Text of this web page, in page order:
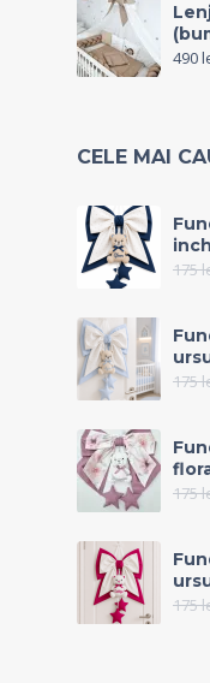
490
CELE MAI
175
175
175
175